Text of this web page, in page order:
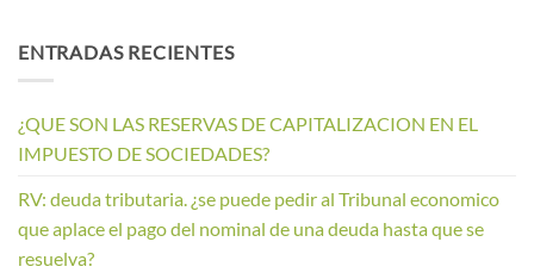
ENTRADAS RECIENTES
¿QUE SON LAS RESERVAS DE CAPITALIZACION EN EL
IMPUESTO DE SOCIEDADES?
RV: deuda tributaria. ¿se puede pedir al Tribunal economico
que aplace el pago del nominal de una deuda hasta que se
resuelva?